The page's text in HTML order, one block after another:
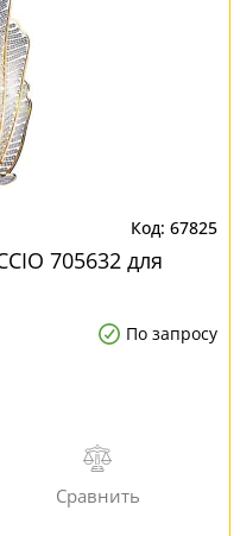
67825
705632 для
По запросу